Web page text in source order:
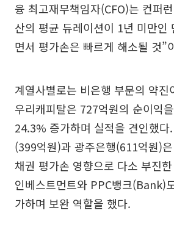
융 최고재무책임자(CFO)는 컨퍼
산의 평균 듀레이션이 1년 미만인
면서 평가손은 빠르게 해소될 것”
계열사별로는 비은행 부문의 약
우리캐피탈은 727억원의 순이익
24.3% 증가하며 실적을 견인했다
(399억원)과 광주은행(611억원)
채권 평가손 영향으로 다소 부진
인베스트먼트와 PPC뱅크(Bank)
가하며 보완 역할을 했다.